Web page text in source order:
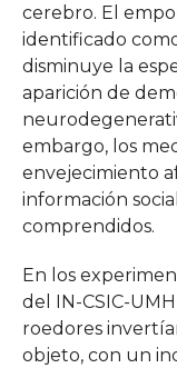
cerebro. El
identificado
disminuye la
aparición de
embargo, los
envejecimiento
información
comprendidos.
En los
del IN-CSIC-
roedores
objeto, con un